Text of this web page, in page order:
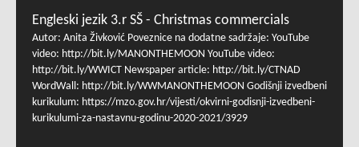
Engleski jezik 3.r SŠ - Christmas commercials
Autor: Anita Živković Poveznice na dodatne sadržaje: YouTube
video: http://bit.ly/MANONTHEMOON YouTube video:
http://bit.ly/WWICT Newspaper article: http://bit.ly/CTNAD
WordWall: http://bit.ly/WWMANONTHEMOON Godišnji izvedbeni
kurikulum: https://mzo.gov.hr/vijesti/okvirni-godisnji-izvedbeni-
kurikulumi-za-nastavnu-godinu-2020-2021/3929